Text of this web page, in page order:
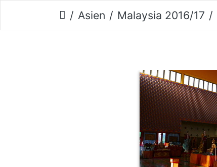
Asien Malaysia 2016/17